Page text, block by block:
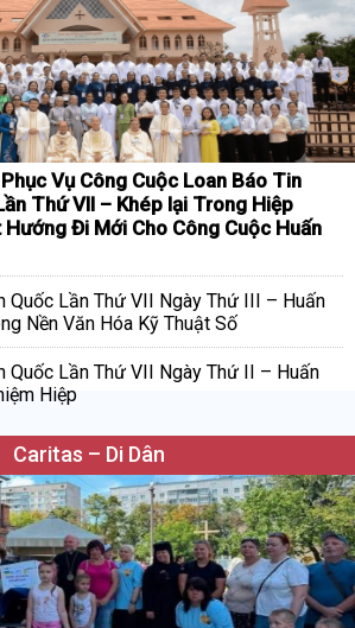
Vụ Công Cuộc Loan Báo Tin
Thứ VII – Khép lại Trong Hiệp
Đi Mới Cho Công Cuộc Huấn
Quốc Lần Thứ VII Ngày Thứ III – Huấn
Nền Văn Hóa Kỹ Thuật Số
Quốc Lần Thứ VII Ngày Thứ II – Huấn
Hiệp
Caritas – Di Dân